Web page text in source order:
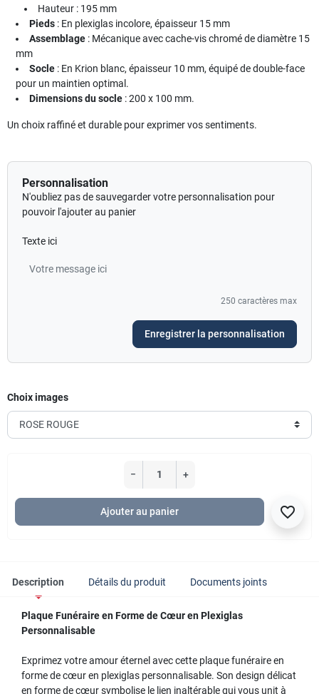
Hauteur : 195 mm
Pieds : En plexiglas incolore, épaisseur 15 mm
Assemblage : Mécanique avec cache-vis chromé de diamètre 15
mm
Socle : En Krion blanc, épaisseur 10 mm, équipé de double-face
pour un maintien optimal.
Dimensions du socle : 200 x 100 mm.
Un choix raffiné et durable pour exprimer vos sentiments.
Personnalisation
N'oubliez pas de sauvegarder votre personnalisation pour
pouvoir l'ajouter au panier
Texte ici
250 caractères max
Enregistrer la personnalisation
Choix images
− +
Ajouter au panier favorite_border
Description Détails du produit Documents joints
Plaque Funéraire en Forme de Cœur en Plexiglas
Personnalisable
Exprimez votre amour éternel avec cette plaque funéraire en
forme de cœur en plexiglas personnalisable. Son design délicat
en forme de cœur symbolise le lien inaltérable qui vous unit à